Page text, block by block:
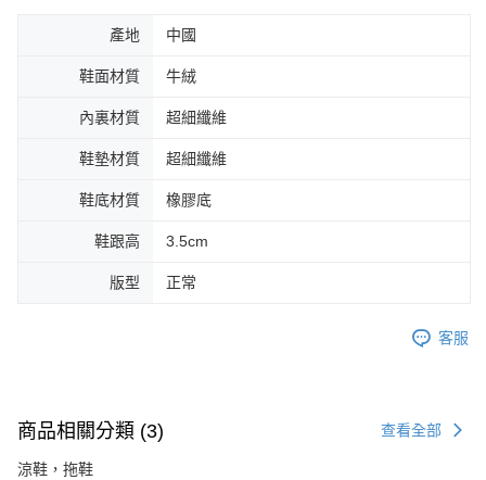
產地 中國
鞋面材質 牛絨
內裏材質 超細纖維
鞋墊材質 超細纖維
鞋底材質 橡膠底
鞋跟高 3.5cm
版型 正常
客服
商品相關分類 (3) 查看全部
涼鞋，拖鞋